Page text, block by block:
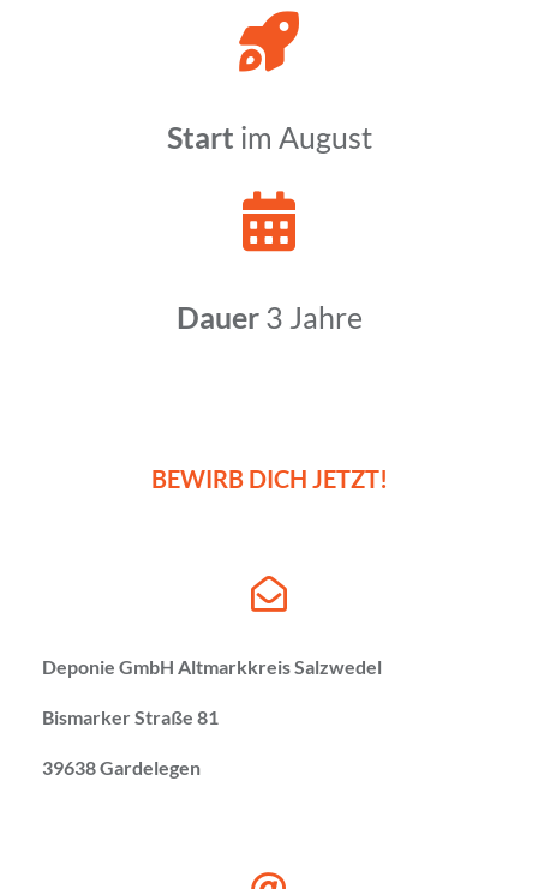
Start im August
Dauer3 Jahre
BEWIRB DICH JETZT!
Deponie GmbH Altmarkkreis Salzwedel
Bismarker Straße 81
39638 Gardelegen